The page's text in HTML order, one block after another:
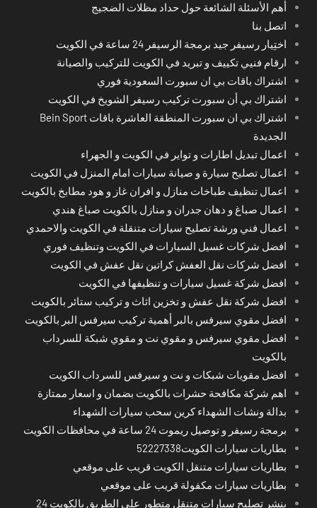
أهم الأسئلة الشائعة حول حداد مظلات الضجيج
اتصل بنا
اختِيار رسيفر جيد برمجة الرسيفر 24 ساعة في الكويت
ارقام فنيي تكييف و تبريد في الكويت للتركيب والصيانة
اشتراك باقات بي ان سبورت السعودية فوري
اشتراك بي أن سبورت تركيب رسيفر الشويخ في الكويت
اشتراك بي ان سبورت المنطقة العاشرة باقات Bein Sport
الجديدة
اعمال تبديل اطارات و تواير في الكويت و الجهراء
اعمال تصليح سيارة و صيانة سيارات امام المنزل في الكويت
اعمال تنظيف طباخات منازل و افران غاز و هود مطابخ بالكويت
اعمال صباغ و دهان جدران و منازل بالكويت صباغ هندي
اعمال فني ورشة تصليح سيارات متنقلة في الكويت والاحمدي
افضل شركات غسيل السيارات في الكويت وتنظيف فوري
افضل شركات نقل العفش كراتين نقل عفش في الكويت
افضل شركة غسيل سيارات و تنظيفها في الكويت
افضل شركة نقل عفش و تخزين اثاث و تركيب ستائر بالكويت
افضل مقوي سيرفس بالبر أهمية تركيب سيرفس البر بالكويت
افضل مقوي سيرفس و مقوي نت و مقوي شبكة للسرداب
بالكويت
افضل مقويات شبكات و نت و سيرفس للسرداب الكويت
اهم شركة مكافحة حشرات بالكويت بضمان و اسعار ممتازة
بدالة ونشات الشهداء كرين سحب سيارات الشهداء
برمجة رسيفر و توصيل ريموت 24 ساعة في محافظات الكويت
بطاريات سيارات الكويت52227338
بطاريات سيارات متنقل الكويت قريب على موقعي
بطاريات سيارات مكفولة قريب على موقعي
بنشر تصليح سيارات متنقل متطور على الطريق بالكويت 24